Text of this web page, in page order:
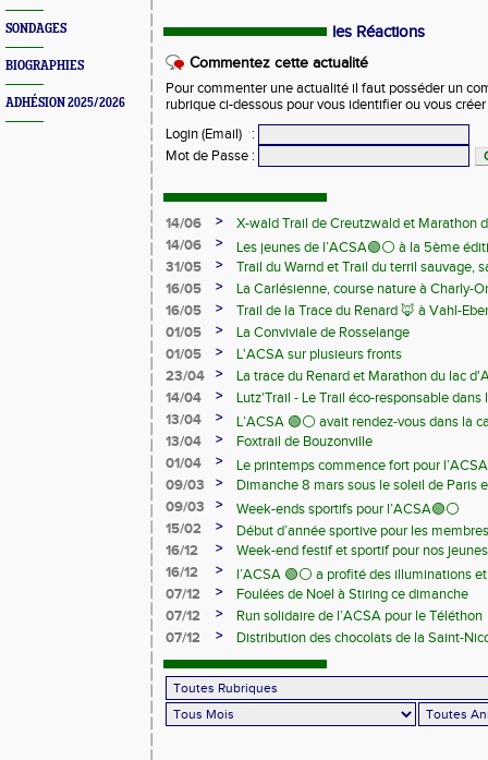
SONDAGES
BIOGRAPHIES
ADHÉSION 2025/2026
les Réactions
Commentez cette actualité
Pour commenter une actualité il faut posséder un
rubrique ci-dessous pour vous identifier ou vous
Login (Email)
:
Mot de Passe :
14/06 >
X-wald Trail de Creutzwald et Marathon
14/06
>
Les jeunes de l’ACSA🟢⚪️ à la 5ème
Samedi 13 juin
31/05 >
Trail du Warnd et Trail du terril sauvage,
16/05
>
La Carlésienne, course nature à Charly-
16/05
>
Trail de la Trace du Renard 🦊 à Vahl-
01/05
>
La Conviviale de Rosselange
01/05
>
L'ACSA sur plusieurs fronts
23/04
>
La trace du Renard et Marathon du lac
14/04
>
Lutz'Trail - Le Trail éco-responsable dans
13/04
>
L’ACSA 🟢⚪️ avait rendez-vous dans la
13/04
>
Foxtrail de Bouzonville
01/04
>
Le printemps commence fort pour
09/03
>
Dimanche 8 mars sous le soleil de Paris
09/03
>
Week-ends sportifs pour l’ACSA🟢⚪️
15/02
>
Début d’année sportive pour les
16/12
>
Week-end festif et sportif pour nos
16/12
>
l’ACSA 🟢⚪️ a profité des illuminations
07/12
>
Foulées de Noël à Stiring ce dimanche
07/12
>
Run solidaire de l’ACSA pour le Téléthon
07/12
> Distribution des chocolats de la Saint-